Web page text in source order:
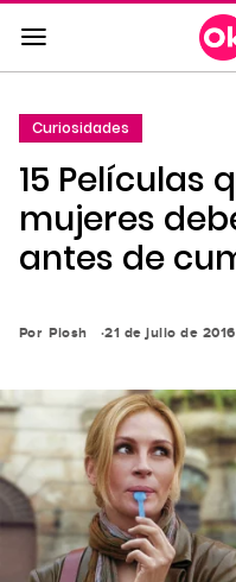
Saltar
al
contenido
la
navegación
principal
Curiosidades
15 Películas
mujeres
antes de
Por Piosh 21 de julio de 2016